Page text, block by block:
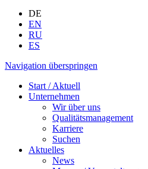
DE
EN
RU
ES
Navigation überspringen
Start / Aktuell
Unternehmen
Wir über uns
Qualitätsmanagement
Karriere
Suchen
Aktuelles
News